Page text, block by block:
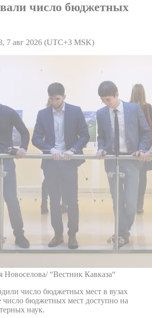
число бюджетных
7 авг 2026 (UTC+3 MSK)
“Вестник Кавказа“
число бюджетных мест в вузах
бюджетных мест доступно на
наук.